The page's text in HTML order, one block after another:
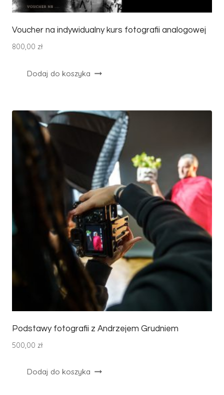
Voucher na indywidualny kurs fotografii analogowej
800,00 zł
Dodaj do koszyka
Podstawy fotografii z Andrzejem Grudniem
500,00 zł
Dodaj do koszyka